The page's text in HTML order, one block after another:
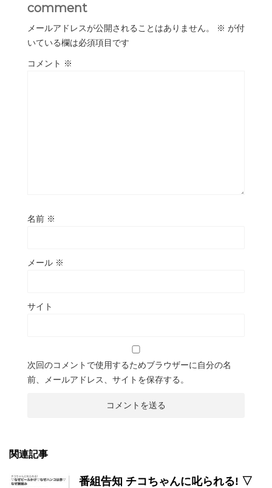
comment
メールアドレスが公開されることはありません。 ※ が付
いている欄は必須項目です
コメント ※
名前 ※
メール ※
サイト
次回のコメントで使用するためブラウザーに自分の名
前、メールアドレス、サイトを保存する。
関連記事
番組告知 チコちゃんに叱られる! ▽